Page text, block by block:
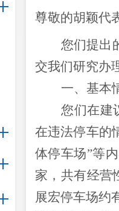
尊敬的胡颖代
您们提出
交我们研究办
一、 基本
您们在建
在违法停车的
体停车场”等
家，共有经营
展宏停车场约